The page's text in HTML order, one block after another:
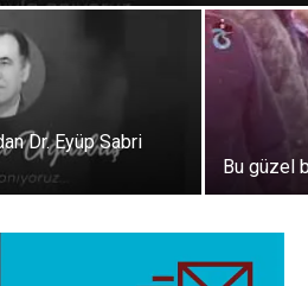
Dr. Eyüp Sabri
Bu güzel